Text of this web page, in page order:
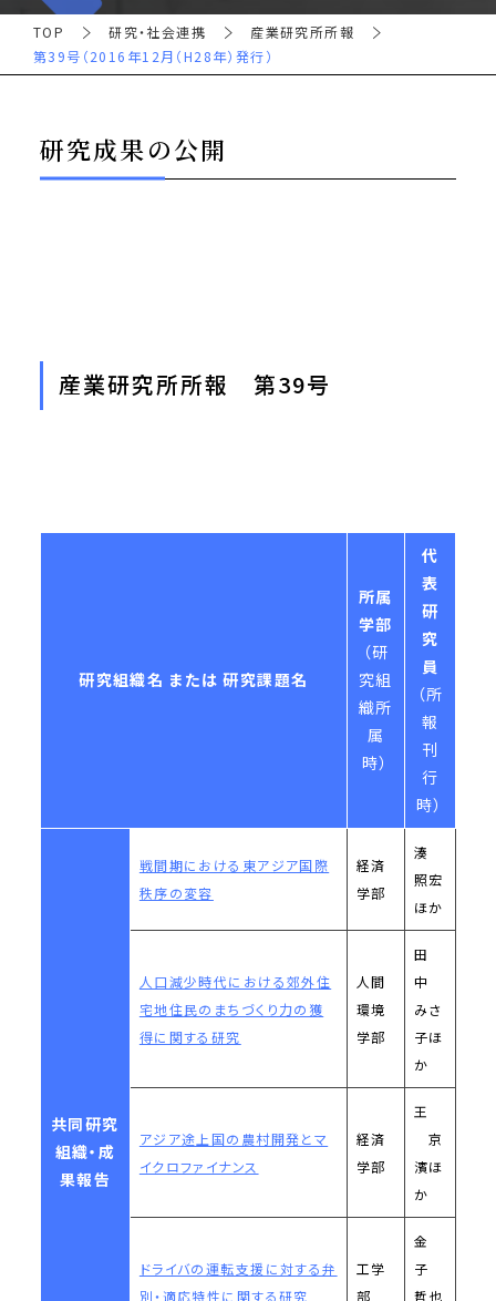
TOP 研究・社会連携
産業研究所所報
第39号（2016年12月（H28年）発行）
研究成果の公開
産業研究所所報 第39号
研究組織名 または 研究課題名
所属
学部
（研
究組
織所
属
時）
代
表
研
究
員
（所
報
刊
行
時）
共同研究
組織・成
果報告
戦間期における東アジア国際
秩序の変容
経済
学部
湊
照宏
ほか
人口減少時代における郊外住
宅地住民のまちづくり力の獲
得に関する研究
人間
環境
学部
田
中
みさ
子ほ
か
アジア途上国の農村開発とマ
イクロファイナンス
経済
学部
王
京
濱ほ
か
ドライバの運転支援に対する弁
別・適応特性に関する研究
工学
部
金
子
哲也